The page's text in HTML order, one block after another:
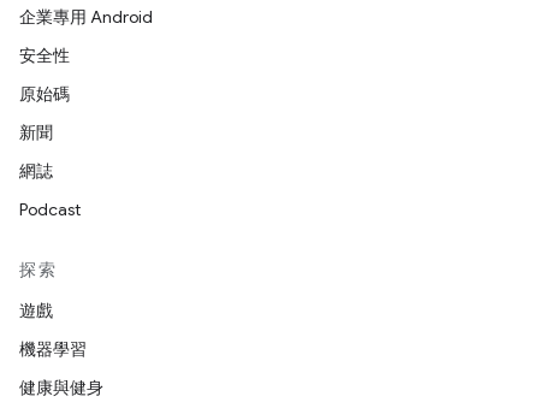
企業專用 Android
安全性
原始碼
新聞
網誌
Podcast
探索
遊戲
機器學習
健康與健身